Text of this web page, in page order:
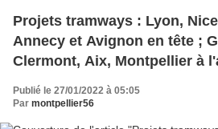
Projets tramways : Lyon,
Annecy et Avignon en tête ;
Clermont, Aix, Montpellier à
Publié le 27/01/2022 à 05:05
Par montpellier56